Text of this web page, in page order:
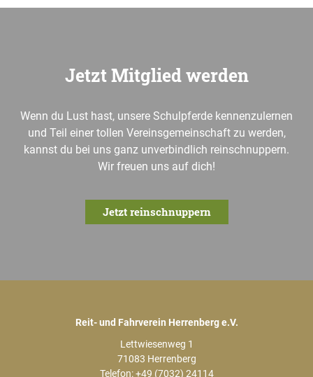
Jetzt Mitglied werden
Wenn du Lust hast, unsere Schulpferde kennenzulernen
und Teil einer tollen Vereinsgemeinschaft zu werden,
kannst du bei uns ganz unverbindlich reinschnuppern.
Wir freuen uns auf dich!
Jetzt reinschnuppern
Reit- und Fahrverein Herrenberg e.V.
Lettwiesenweg 1
71083 Herrenberg
Telefon:+49 (7032) 24114